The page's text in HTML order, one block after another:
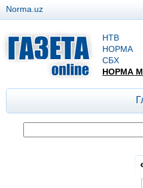
Norma.uz
НТВ
НОРМА
СБХ
НОРМА